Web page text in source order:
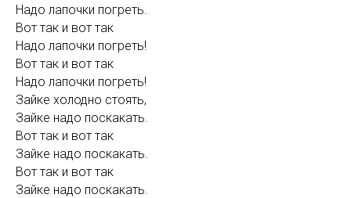
Надо лапочки погреть.
Вот так и вот так
Надо лапочки погреть!
Вот так и вот так
Надо лапочки погреть!
Зайке холодно стоять,
Зайке надо поскакать.
Вот так и вот так
Зайке надо поскакать.
Вот так и вот так
Зайке надо поскакать.